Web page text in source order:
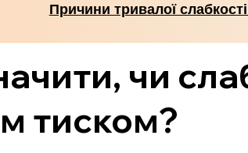
Причини тривалої
чи
тиском?